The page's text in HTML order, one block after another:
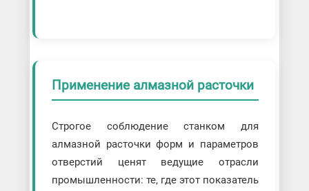
Применение алмазной расточки
Строгое соблюдение станком для
алмазной расточки форм и параметров
отверстий ценят ведущие отрасли
промышленности: те, где этот показатель